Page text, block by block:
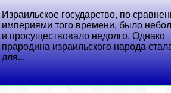
Израильское государство, по
империями того времени, было
и просуществовало недолго. Однако
прародина израильского народа
для...